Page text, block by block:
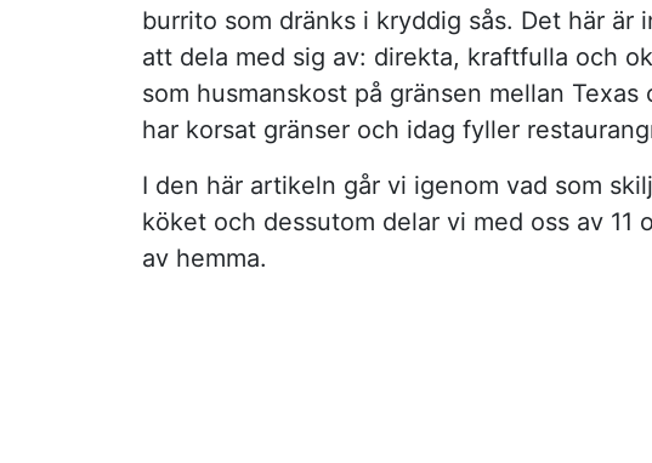
burrito som dränks i kryddig sås. Det här
att dela med sig av: direkta, kraftfulla och
som husmanskost på gränsen mellan
har korsat gränser och idag fyller
I den här artikeln går vi igenom vad som
köket och dessutom delar vi med oss av
av hemma.